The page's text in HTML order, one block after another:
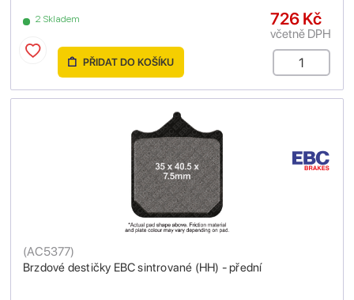
2 Skladem 726 Kč
včetně DPH
PŘIDAT DO KOŠÍKU
Brzdové destičky EBC sintrované (HH) - přední
(AC5377)